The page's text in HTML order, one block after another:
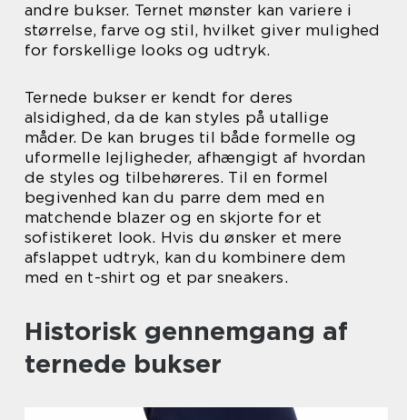
andre bukser. Ternet mønster kan variere i
størrelse, farve og stil, hvilket giver mulighed
for forskellige looks og udtryk.
Ternede bukser er kendt for deres
alsidighed, da de kan styles på utallige
måder. De kan bruges til både formelle og
uformelle lejligheder, afhængigt af hvordan
de styles og tilbehøreres. Til en formel
begivenhed kan du parre dem med en
matchende blazer og en skjorte for et
sofistikeret look. Hvis du ønsker et mere
afslappet udtryk, kan du kombinere dem
med en t-shirt og et par sneakers.
Historisk gennemgang af
ternede bukser